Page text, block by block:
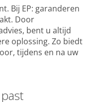
Bij EP: garanderen
Door
bent u altijd
oplossing. Zo biedt
tijdens en na uw